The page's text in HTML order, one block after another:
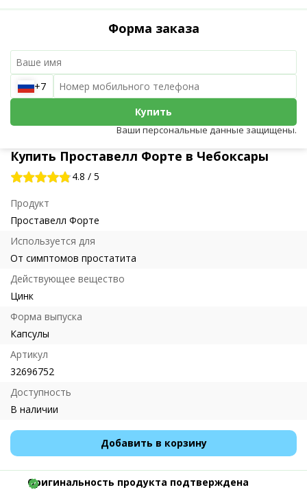
Купить Проставелл Форте в Чебоксары
4.8 / 5
Продукт
Проставелл Форте
Используется для
От симптомов простатита
Действующее вещество
Цинк
Форма выпуска
Капсулы
Артикул
32696752
Доступность
В наличии
Добавить в корзину
Форма заказа
+7
Купить
Ваши персональные данные защищены.
Оригинальность продукта подтверждена